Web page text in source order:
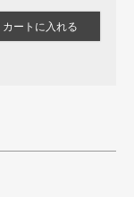
カートに入れる